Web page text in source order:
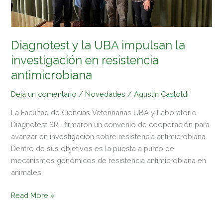
Diagnotest y la UBA impulsan la
investigación en resistencia
antimicrobiana
Dejá un comentario / Novedades /Agustin Castoldi
La Facultad de Ciencias Veterinarias UBA y Laboratorio
Diagnotest SRL firmaron un convenio de cooperación para
avanzar en investigación sobre resistencia antimicrobiana.
Dentro de sus objetivos es la puesta a punto de
mecanismos genómicos de resistencia antimicrobiana en
animales.
en
resistencia
antimicrobiana
Read More »